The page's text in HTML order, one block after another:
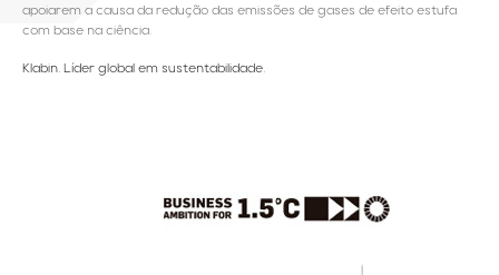
apoiarem a causa da redução das emissões de gases de efeito estufa
com base na ciência.
Klabin. Líder global em sustentabilidade.